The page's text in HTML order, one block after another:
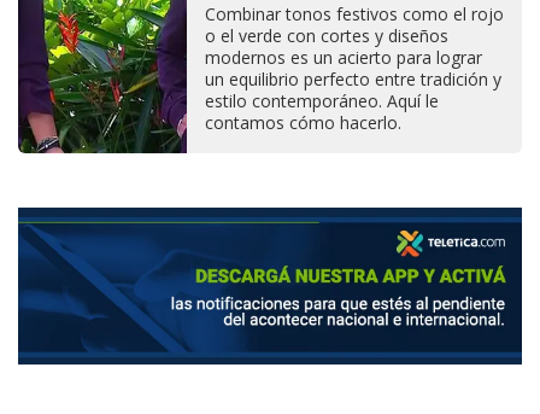
Combinar tonos festivos como el rojo
o el verde con cortes y diseños
modernos es un acierto para lograr
un equilibrio perfecto entre tradición y
estilo contemporáneo. Aquí le
contamos cómo hacerlo.